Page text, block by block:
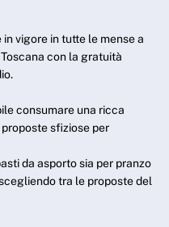
vigore in tutte le mense a
con la gratuità
consumare una ricca
sfiziose per
da asporto sia per pranzo
tra le proposte del